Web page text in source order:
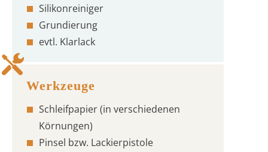
Silikonreiniger
Grundierung
evtl. Klarlack
Schleifpapier (in verschiedenen
Körnungen)
Pinsel bzw. Lackierpistole